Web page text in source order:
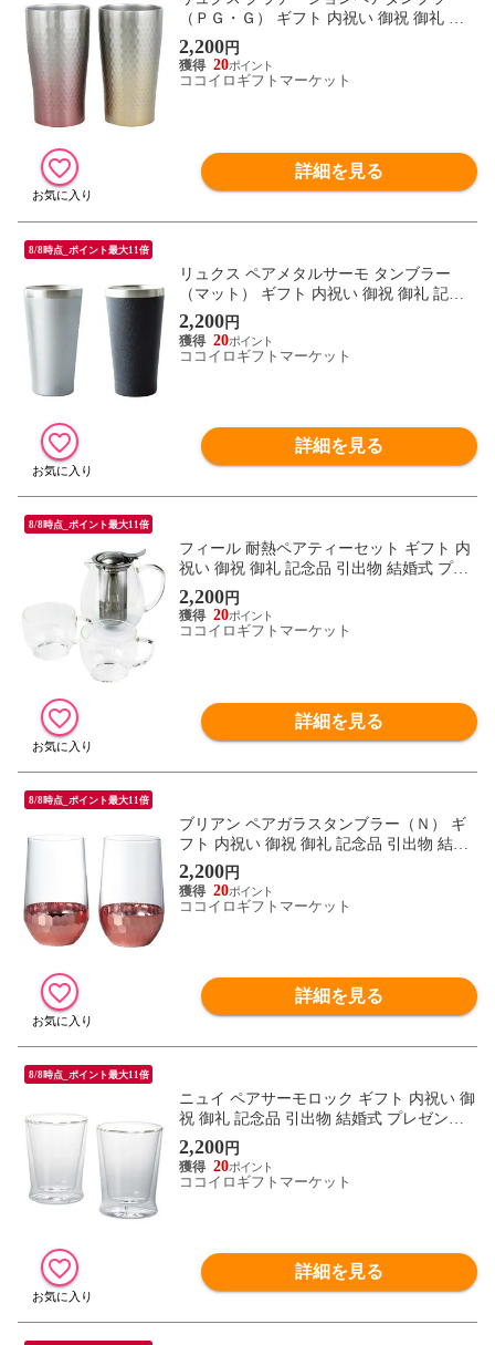
（ＰＧ・Ｇ） ギフト 内祝い 御祝 御礼 記
念品 引出物 結婚式 プレゼント 出産内祝い
結婚お祝い
2,200円
20
ココイロギフトマーケット
詳細を見る
8/8時点_ポイント最大11倍
リュクス ペアメタルサーモ タンブラー
（マット） ギフト 内祝い 御祝 御礼 記念
品 引出物 結婚式 プレゼント 出産内祝い
結婚お祝い
2,200円
20
ココイロギフトマーケット
詳細を見る
8/8時点_ポイント最大11倍
フィール 耐熱ペアティーセット ギフト 内
祝い 御祝 御礼 記念品 引出物 結婚式 プレ
ゼント 出産内祝い 結婚お祝い
2,200円
20
ココイロギフトマーケット
詳細を見る
8/8時点_ポイント最大11倍
ブリアン ペアガラスタンブラー（Ｎ） ギ
フト 内祝い 御祝 御礼 記念品 引出物 結婚
式 プレゼント 出産内祝い 結婚お祝い
2,200円
20
ココイロギフトマーケット
詳細を見る
8/8時点_ポイント最大11倍
ニュイ ペアサーモロック ギフト 内祝い 御
祝 御礼 記念品 引出物 結婚式 プレゼント
出産内祝い 結婚お祝い
2,200円
20
ココイロギフトマーケット
詳細を見る